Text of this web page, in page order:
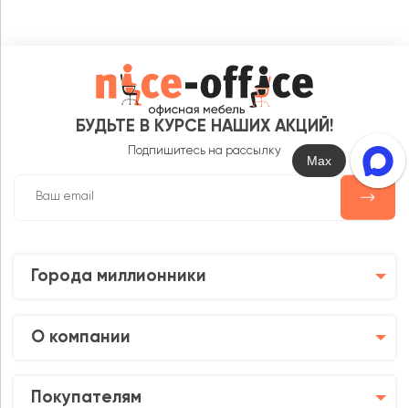
БУДЬТЕ В КУРСЕ НАШИХ АКЦИЙ!
Подпишитесь на рассылку
Города миллионники
О компании
Покупателям
Max